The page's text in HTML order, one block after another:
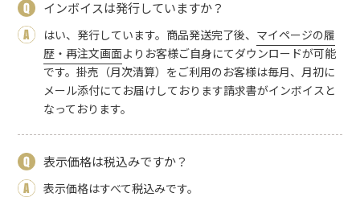
インボイスは発行していますか？
はい、発行しています。商品発送完了後、 マイページの履
歴・再注文画面よりお客様ご自身にてダウンロードが可能
です。掛売（月次清算）をご利用のお客様は毎月、月初に
メール添付にてお届けしております請求書がインボイスと
なっております。
表示価格は税込みですか？
表示価格はすべて税込みです。